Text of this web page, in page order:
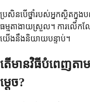
ប្រសិនបើថ្នាំរបស់អ្នកស្ថិតក្នុ
ធម្មតាងាយស្រួល។ ការលើកល
យើងនឹងនិយាយបន្ទាប់។
តើមានវិធីបំពេញ
ម្តេច?